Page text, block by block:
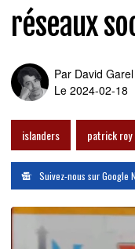
réseaux
Par David Garel
Le 2024-02-18
islanders patrick roy
Suivez-nous sur Google